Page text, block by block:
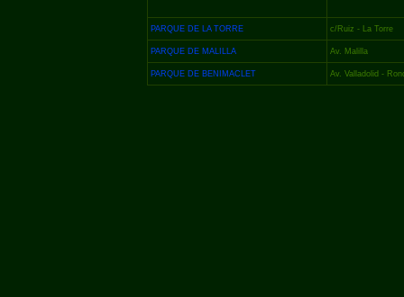
PARQUE DE LA TORRE c/Ruiz - La Torre
PARQUE DE MALILLA Av. Malilla
PARQUE DE BENIMACLET Av. Valladolid -